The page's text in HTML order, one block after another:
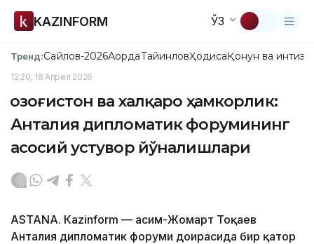
KAZINFORM ЎЗ
Тренд:Сайлов-2026АқордаТайинловҲодисаҚонун ва
12:20, 18 Апрел 2026
Қозоғистон ва халқаро ҳамкорлик:
Анталия дипломатик форумининг
асосий устувор йўналишлари
ASTANА. Кazinform — Қасим-Жомарт Тоқаев
Анталия дипломатик форуми доирасида бир қатор